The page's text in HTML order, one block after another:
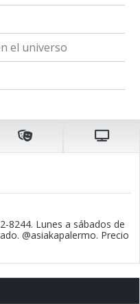
el universo
8244. Lunes a sábados de
@asiakapalermo. Precio